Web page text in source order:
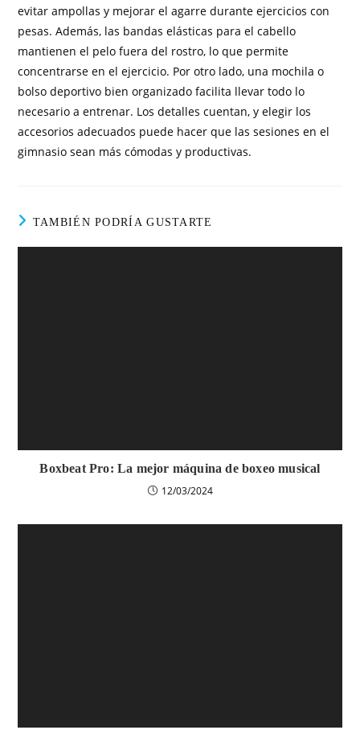
evitar ampollas y mejorar el agarre durante ejercicios con
pesas. Además, las bandas elásticas para el cabello
mantienen el pelo fuera del rostro, lo que permite
concentrarse en el ejercicio. Por otro lado, una mochila o
bolso deportivo bien organizado facilita llevar todo lo
necesario a entrenar. Los detalles cuentan, y elegir los
accesorios adecuados puede hacer que las sesiones en el
gimnasio sean más cómodas y productivas.
TAMBIÉN PODRÍA GUSTARTE
Boxbeat Pro: La mejor máquina de boxeo musical
12/03/2024